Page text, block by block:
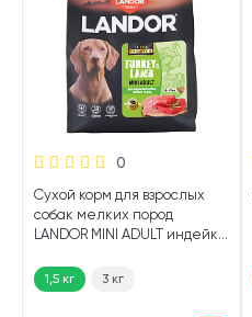
0
Сухой корм для взрослых
собак мелких пород
LANDOR MINI ADULT индейка,
1,5 кг 3 кг